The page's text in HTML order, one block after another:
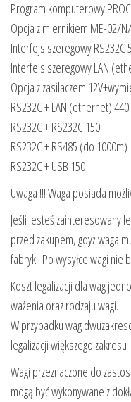
Program komputerowy
Opcja z miernikiem ME-02/
Interfejs szeregowy RS232C
Interfejs szeregowy LAN
Opcja z zasilaczem
RS232C + LAN (ethernet) 440
RS232C + RS232C 150
RS232C + RS485 (do 1000m)
RS232C + USB 150
Uwaga !!! Waga posiada
Jeśli jesteś zainteresowany
przed zakupem, gdyż waga
fabryki. Po wysyłce wagi nie
Koszt legalizacji dla wag
ważenia oraz rodzaju wagi.
W przypadku wag
legalizacji większego
Wagi przeznaczone do
mogą być wykonywane z